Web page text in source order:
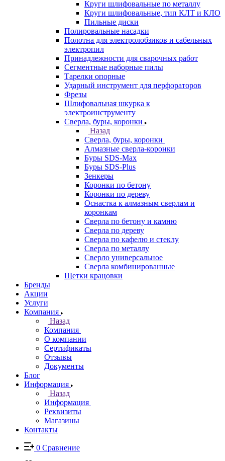
Круги шлифовальные по металлу
Круги шлифовальные, тип КЛТ и КЛО
Пильные диски
Полировальные насадки
Полотна для электролобзиков и сабельных
электропил
Принадлежности для сварочных работ
Сегментные наборные пилы
Тарелки опорные
Ударный инструмент для перфораторов
Фрезы
Шлифовальная шкурка к
электроинструменту
Сверла, буры, коронки
Назад
Сверла, буры, коронки
Алмазные сверла-коронки
Буры SDS-Max
Буры SDS-Plus
Зенкеры
Коронки по бетону
Коронки по дереву
Оснастка к алмазным сверлам и
коронкам
Сверла по бетону и камню
Сверла по дереву
Сверла по кафелю и стеклу
Сверла по металлу
Сверло универсальное
Сверла комбинированные
Щетки крацовки
Бренды
Акции
Услуги
Компания
Назад
Компания
О компании
Сертификаты
Отзывы
Документы
Блог
Информация
Назад
Информация
Реквизиты
Магазины
Контакты
0 Сравнение